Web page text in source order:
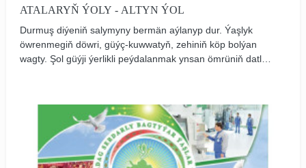
ATALARYŇ ÝOLY - ALTYN ÝOL
Durmuş diýeniň salymyny bermän aýlanyp dur. Ýaşlyk
öwrenmegiň döwri, güýç-kuwwatyň, zehiniň köp bolýan
wagty. Şol güýji ýerlikli peýdalanmak ynsan ömrüniň datly
neslimizi kemala getirmek ugrunda alnyp barylýan beýik
işler aýdyň geljegimiziň esasyny düzýär.